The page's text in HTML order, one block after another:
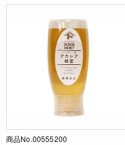
商品No.00555200